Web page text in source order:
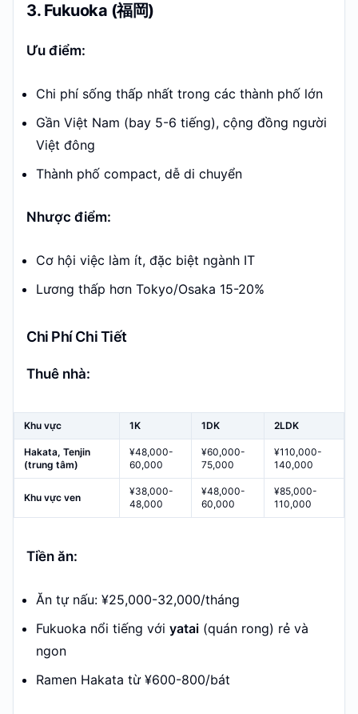
3. Fukuoka (福岡)
Ưu điểm:
Chi phí sống thấp nhất trong các thành phố lớn
Gần Việt Nam (bay 5-6 tiếng), cộng đồng người
Việt đông
Thành phố compact, dễ di chuyển
Nhược điểm:
Cơ hội việc làm ít, đặc biệt ngành IT
Lương thấp hơn Tokyo/Osaka 15-20%
Chi Phí Chi Tiết
Thuê nhà:
Khu vực 1K 1DK 2LDK
Hakata, Tenjin
(trung tâm)
¥48,000-
60,000
¥60,000-
75,000
¥110,000-
140,000
Khu vực ven
¥38,000-
48,000
¥48,000-
60,000
¥85,000-
110,000
Tiền ăn:
Ăn tự nấu: ¥25,000-32,000/tháng
Fukuoka nổi tiếng với yatai (quán rong) rẻ và
ngon
Ramen Hakata từ ¥600-800/bát